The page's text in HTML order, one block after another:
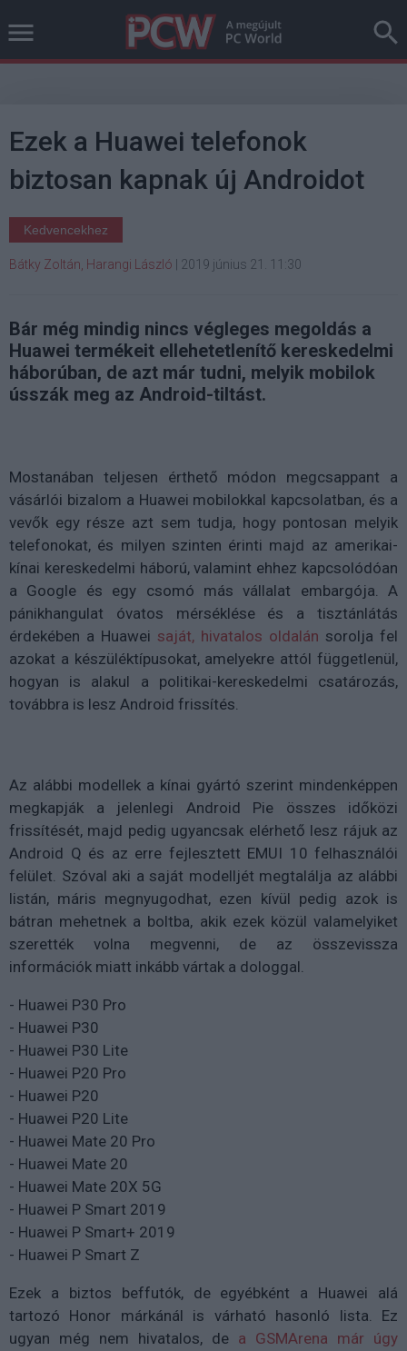
Ezek a Huawei telefonok
biztosan kapnak új Androidot
Kedvencekhez
Bátky Zoltán, Harangi László 2019 június 21. 11:30
Bár még mindig nincs végleges megoldás a
Huawei termékeit ellehetetlenítő kereskedelmi
háborúban, de azt már tudni, melyik mobilok
ússzák meg az Android-tiltást.
Mostanában teljesen érthető módon megcsappant a
vásárlói bizalom a Huawei mobilokkal kapcsolatban, és a
vevők egy része azt sem tudja, hogy pontosan melyik
telefonokat, és milyen szinten érinti majd az amerikai-
kínai kereskedelmi háború, valamint ehhez kapcsolódóan
a Google és egy csomó más vállalat embargója. A
pánikhangulat óvatos mérséklése és a tisztánlátás
érdekében a Huawei saját, hivatalos oldalán sorolja fel
azokat a készüléktípusokat, amelyekre attól függetlenül,
hogyan is alakul a politikai-kereskedelmi csatározás,
továbbra is lesz Android frissítés.
Az alábbi modellek a kínai gyártó szerint mindenképpen
megkapják a jelenlegi Android Pie összes időközi
frissítését, majd pedig ugyancsak elérhető lesz rájuk az
Android Q és az erre fejlesztett EMUI 10 felhasználói
felület. Szóval aki a saját modelljét megtalálja az alábbi
listán, máris megnyugodhat, ezen kívül pedig azok is
bátran mehetnek a boltba, akik ezek közül valamelyiket
szerették volna megvenni, de az összevissza
információk miatt inkább vártak a dologgal.
- Huawei P30 Pro
- Huawei P30
- Huawei P30 Lite
- Huawei P20 Pro
- Huawei P20
- Huawei P20 Lite
- Huawei Mate 20 Pro
- Huawei Mate 20
- Huawei Mate 20X 5G
- Huawei P Smart 2019
- Huawei P Smart+ 2019
- Huawei P Smart Z
Ezek a biztos beffutók, de egyébként a Huawei alá
tartozó Honor márkánál is várható hasonló lista. Ez
ugyan még nem hivatalos, de a GSMArena már úgy